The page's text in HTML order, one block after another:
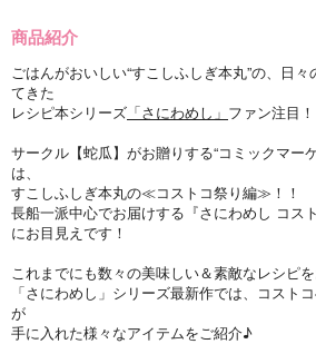
商品紹介
ごはんがおいしい“すこしふしぎ本丸”の、日
てきた
レシピ本シリーズ 「さにわめし」 ファン注目！
サークル【蛇瓜】がお贈りする“コミックマー
は、
すこしふしぎ本丸の≪コストコ祭り編≫！！
長船一派中心でお届けする『さにわめし コス
にお目見えです！
これまでにも数々の美味しい＆素敵なレシピ
「さにわめし」シリーズ最新作では、コスト
が
手に入れた様々なアイテムをご紹介♪